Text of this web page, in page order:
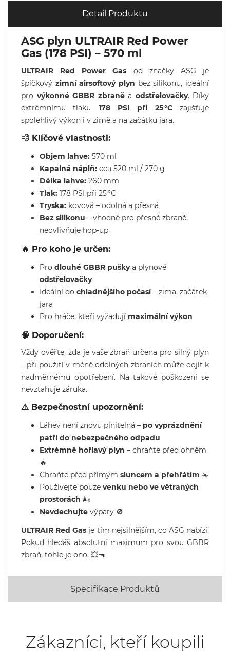
Detail Produktu
ASG plyn ULTRAIR Red Power
Gas (178 PSI) – 570 ml
ULTRAIR Red Power Gas od značky ASG je
špičkový zimní airsoftový plyn bez silikonu, ideální
pro výkonné GBBR zbraněa odstřelovačky. Díky
extrémnímu tlaku 178 PSI při 25 °Czajišťuje
spolehlivý výkon i v zimě a na začátku jara.
💨 Klíčové vlastnosti:
Objem lahve: 570 ml
Kapalná náplň: cca 520 ml / 270 g
Délka lahve: 260 mm
Tlak: 178 PSI při 25 °C
Tryska: kovová – odolná a přesná
Bez silikonu – vhodné pro přesné zbraně,
neovlivňuje hop-up
🔥 Pro koho je určen:
Pro dlouhé GBBR puškya plynové
odstřelovačky
Ideální do chladnějšího počasí– zima, začátek
jara
Pro hráče, kteří vyžadují maximální výkon
🧠 Doporučení:
Vždy ověřte, zda je vaše zbraň určena pro silný plyn
– při použití v méně odolných zbraních může dojít k
nadměrnému opotřebení. Na takové poškození se
nevztahuje záruka.
⚠️ Bezpečnostní upozornění:
Láhev není znovu plnitelná – po vyprázdnění
patří do nebezpečného odpadu
Extrémně hořlavý plyn – chraňte před ohněm
🔥
Chraňte před přímým sluncem a přehřátím ☀️
Používejte pouze venku nebo ve větraných
prostorách 🌬️
Nevdechujte výpary 🚫
ULTRAIR Red Gas je tím nejsilnějším, co ASG nabízí.
Pokud hledáš absolutní maximum pro svou GBBR
zbraň, tohle je ono. 💥🔫
Specifikace Produktů
Zákazníci, kteří koupili